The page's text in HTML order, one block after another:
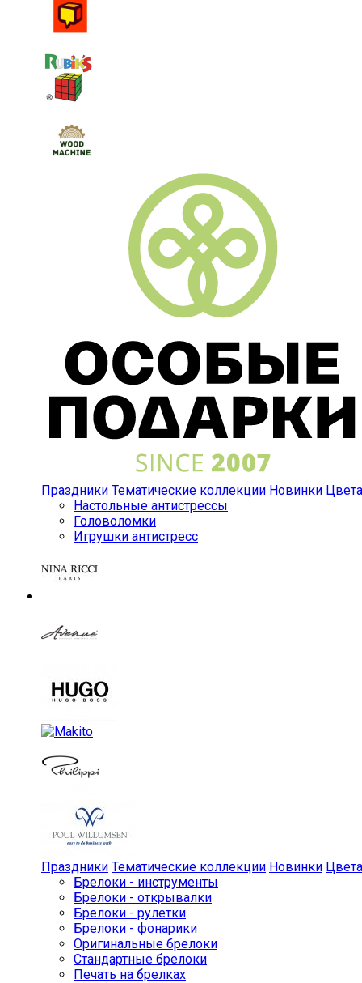
Праздники Тематические коллекции Новинки Цвета
Настольные антистрессы
Головоломки
Игрушки антистресс
Праздники Тематические коллекции Новинки Цвета
Брелоки - инструменты
Брелоки - открывалки
Брелоки - рулетки
Брелоки - фонарики
Оригинальные брелоки
Стандартные брелоки
Печать на брелках